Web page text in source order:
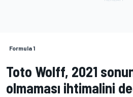
Formula 1
Toto Wolff, 2021
olmaması ihtimalini